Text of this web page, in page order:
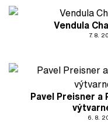
Vendula
7. 8.
Pavel Preisner
6. 8.